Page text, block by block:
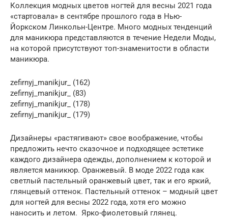
Коллекция модных цветов ногтей для весны 2021 года
«стартовала» в сентябре прошлого года в Нью-
Йоркском Линкольн-Центре. Много модных тенденций
для маникюра представляются в течение Недели Моды,
на которой присутствуют топ-знаменитости в области
маникюра.
zefirnyj_manikjur_ (162)
zefirnyj_manikjur_ (83)
zefirnyj_manikjur_ (178)
zefirnyj_manikjur_ (179)
Дизайнеры «растягивают» свое воображение, чтобы
предложить нечто сказочное и подходящее эстетике
каждого дизайнера одежды, дополнением к которой и
является маникюр. Оранжевый. В моде 2022 года как
светлый пастельный оранжевый цвет, так и его яркий,
глянцевый оттенок. Пастельный оттенок – модный цвет
для ногтей для весны 2022 года, хотя его можно
наносить и летом. Ярко-фиолетовый глянец.